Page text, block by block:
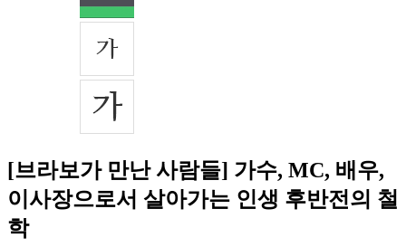
[브라보가 만난 사람들] 가수, MC, 배우,
이사장으로서 살아가는 인생 후반전의 철
학